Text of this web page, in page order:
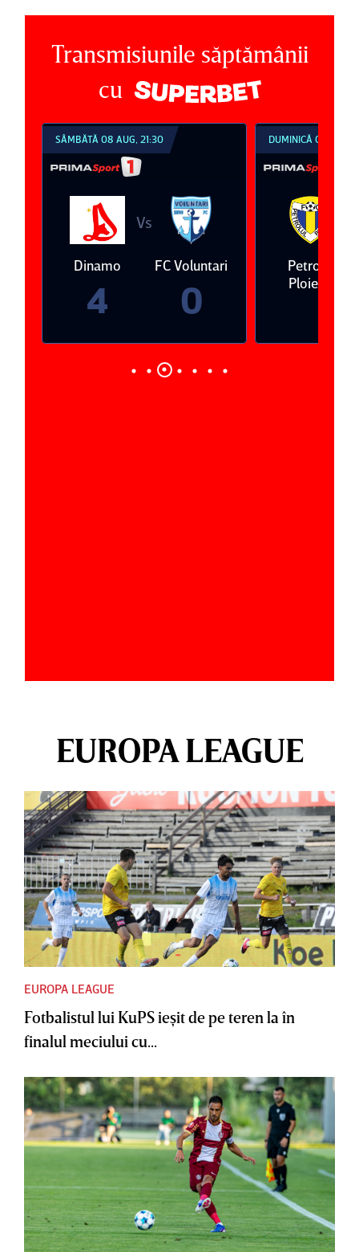
Transmisiunile săptămânii
cu
SÂMBĂTĂ 08 AUG, 21:30
Dinamo
4
Vs
FC Voluntari
0
DUMINICĂ 09 AUG,
Petrolul
Ploieşti
EUROPA LEAGUE
EUROPA LEAGUE
Fotbalistul lui KuPS ieşit de pe teren la în
finalul meciului cu...